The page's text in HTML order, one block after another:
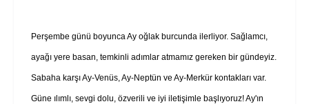
Perşembe günü boyunca Ay oğlak burcunda ilerliyor. Sağlamcı,
ayağı yere basan, temkinli adımlar atmamız gereken bir gündeyiz.
Sabaha karşı Ay-Venüs, Ay-Neptün ve Ay-Merkür kontakları var.
Güne ılımlı, sevgi dolu, özverili ve iyi iletişimle başlıyoruz! Ay'ın